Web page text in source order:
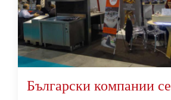
Български компании се